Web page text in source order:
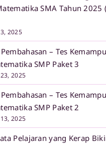
SMA Tahun 2025
2025
– Tes
SMP Paket 3
2025
– Tes
SMP Paket 2
2025
Pelajaran yang Kerap